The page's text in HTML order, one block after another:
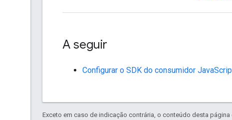
A seguir
Configurar o SDK do consumidor
Exceto em caso de indicação contrária, o conteúdo desta